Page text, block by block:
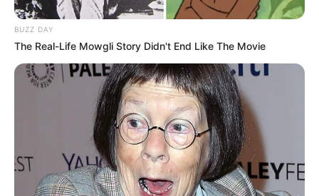
Fail! 10 Potret Makanan Gagal
Dimasak yang Bikin Kamu
Nggak Selera
BUZZ DAY
The Real-Life Mowgli Story Didn't End Like The Movie